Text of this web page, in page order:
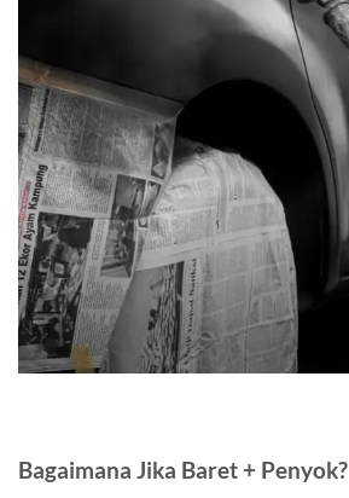
Bagaimana Jika Baret + Penyok?